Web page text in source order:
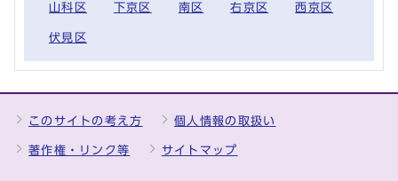
山科区 下京区 南区 右京区 西京区
伏見区
このサイトの考え方 個人情報の取扱い
著作権・リンク等 サイトマップ